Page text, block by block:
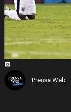
Prensa Web